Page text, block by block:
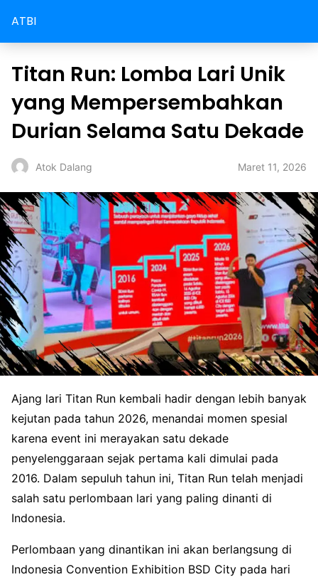
ATBI
Titan Run: Lomba Lari Unik
yang Mempersembahkan
Durian Selama Satu Dekade
Atok Dalang Maret 11, 2026
Ajang lari Titan Run kembali hadir dengan lebih banyak
kejutan pada tahun 2026, menandai momen spesial
karena event ini merayakan satu dekade
penyelenggaraan sejak pertama kali dimulai pada
2016. Dalam sepuluh tahun ini, Titan Run telah menjadi
salah satu perlombaan lari yang paling dinanti di
Indonesia.
Perlombaan yang dinantikan ini akan berlangsung di
Indonesia Convention Exhibition BSD City pada hari